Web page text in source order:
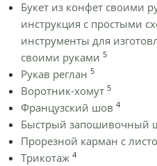
Букет из конфет своими
инструкция с простыми
инструменты для
своими руками 5
Рукав реглан 5
Воротник-хомут 5
Французский шов 4
Быстрый запошивочный
Прорезной карман с
Трикотаж 4